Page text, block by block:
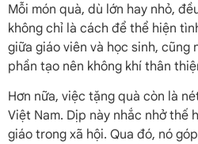
Mỗi món quà, dù lớn hay nhỏ,
không chỉ là cách để thể hiện
giữa giáo viên và học sinh, cũng
phần tạo nên không khí thân
Hơn nữa, việc tặng quà còn là
Việt Nam. Dịp này nhắc nhở thế
giáo trong xã hội. Qua đó, nó